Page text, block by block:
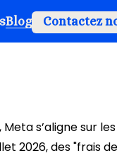
Blog Contactez
s’aligne sur
2026, des "frais